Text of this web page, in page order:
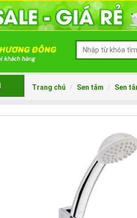
Trang chủ Sen tắm Sen